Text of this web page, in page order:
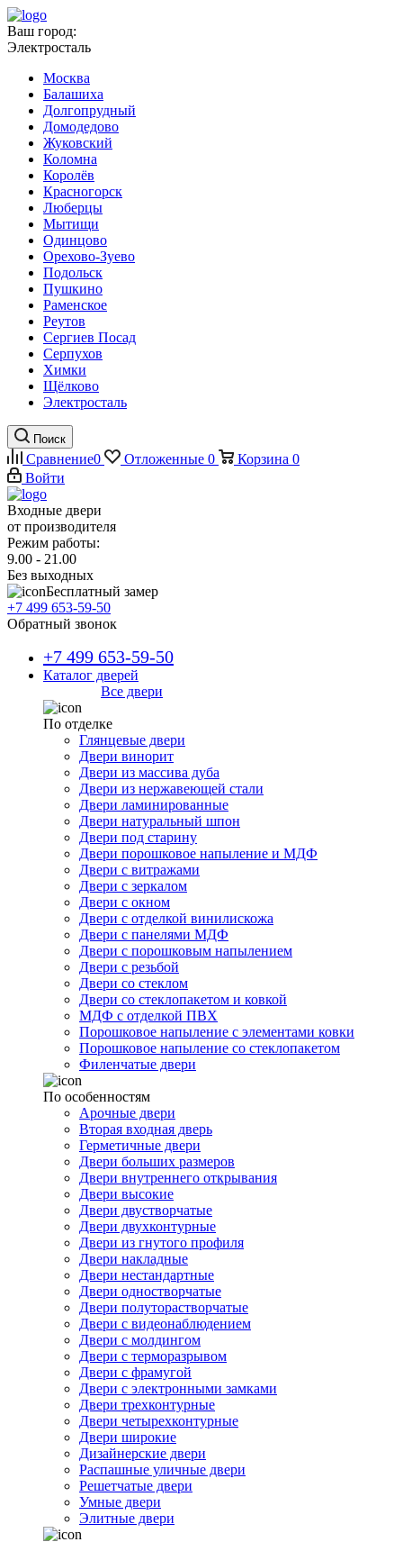
Ваш город:
Электросталь
Москва
Балашиха
Долгопрудный
Домодедово
Жуковский
Коломна
Королёв
Красногорск
Люберцы
Мытищи
Одинцово
Орехово-Зуево
Подольск
Пушкино
Раменское
Реутов
Сергиев Посад
Серпухов
Химки
Щёлково
Электросталь
Поиск
Сравнение0 Отложенные 0 Корзина 0
Войти
Входные двери
от производителя
Режим работы:
9.00 - 21.00
Без выходных
Бесплатный замер
+7 499 653-59-50
Обратный звонок
+7 499 653-59-50
Каталог дверей
Все двери
По отделке
Глянцевые двери
Двери винорит
Двери из массива дуба
Двери из нержавеющей стали
Двери ламинированные
Двери натуральный шпон
Двери под старину
Двери порошковое напыление и МДФ
Двери с витражами
Двери с зеркалом
Двери с окном
Двери с отделкой винилискожа
Двери с панелями МДФ
Двери с порошковым напылением
Двери с резьбой
Двери со стеклом
Двери со стеклопакетом и ковкой
МДФ с отделкой ПВХ
Порошковое напыление с элементами ковки
Порошковое напыление со стеклопакетом
Филенчатые двери
По особенностям
Арочные двери
Вторая входная дверь
Герметичные двери
Двери больших размеров
Двери внутреннего открывания
Двери высокие
Двери двустворчатые
Двери двухконтурные
Двери из гнутого профиля
Двери накладные
Двери нестандартные
Двери одностворчатые
Двери полуторастворчатые
Двери с видеонаблюдением
Двери с молдингом
Двери с терморазрывом
Двери с фрамугой
Двери с электронными замками
Двери трехконтурные
Двери четырехконтурные
Двери широкие
Дизайнерские двери
Распашные уличные двери
Решетчатые двери
Умные двери
Элитные двери